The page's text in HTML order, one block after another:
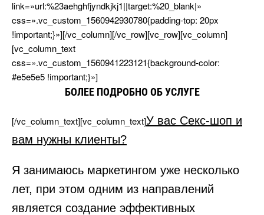
link=»url:%23aehghfjyndkjkj1||target:%20_blank|»
css=».vc_custom_1560942930780{padding-top: 20px
!important;}»][/vc_column][/vc_row][vc_row][vc_column]
[vc_column_text
css=».vc_custom_1560941223121{background-color:
#e5e5e5 !important;}»]
БОЛЕЕ ПОДРОБНО ОБ УСЛУГЕ
[/vc_column_text][vc_column_text]У вас Секс-шоп и
ам нужны клиенты?
Я занимаюсь маркетингом уже несколько
лет, при этом одним из направлений
является создание эффективных